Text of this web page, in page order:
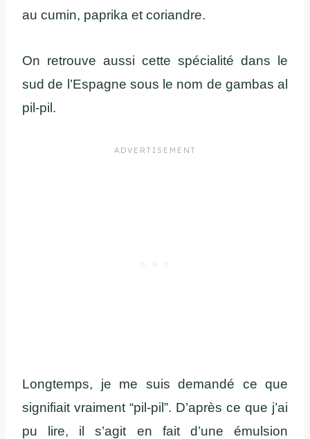
au cumin, paprika et coriandre.
On retrouve aussi cette spécialité dans le
sud de l’Espagne sous le nom de gambas al
pil-pil.
Longtemps, je me suis demandé ce que
signifiait vraiment “pil-pil”. D’après ce que j’ai
pu lire, il s’agit en fait d’une émulsion